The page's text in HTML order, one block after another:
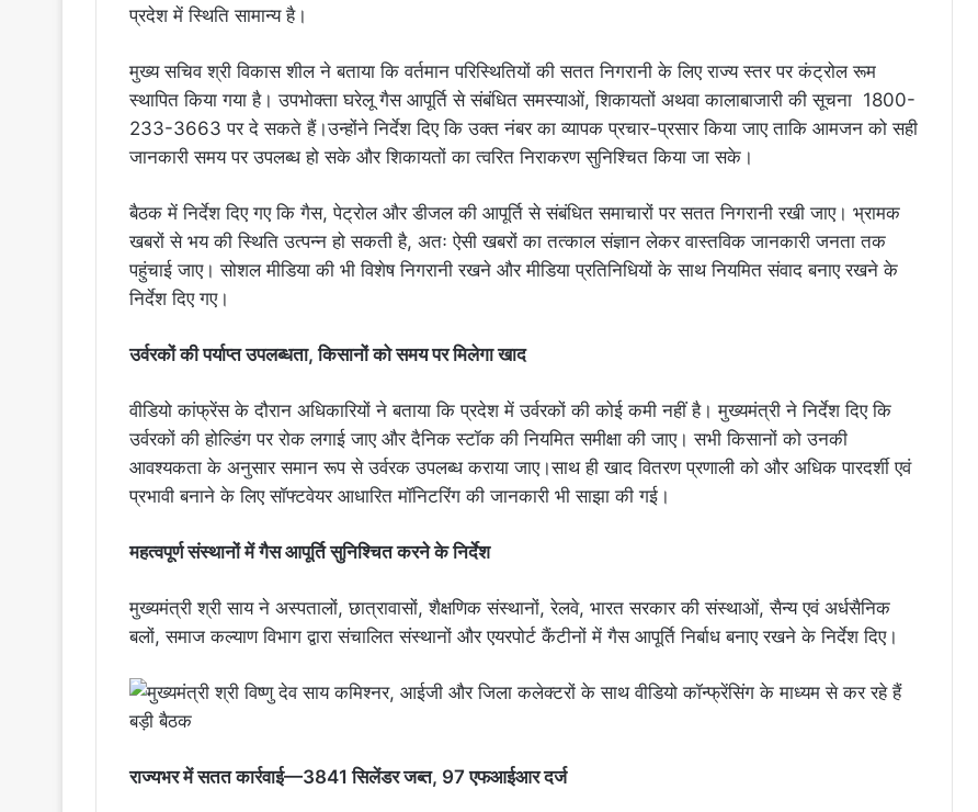
प्रदेश में स्थिति सामान्य है।
मुख्य सचिव श्री विकास शील ने बताया कि वर्तमान परिस्थितियों की सतत निगरानी के लिए राज्य स्तर पर कंट्रोल रूम
स्थापित किया गया है। उपभोक्ता घरेलू गैस आपूर्ति से संबंधित समस्याओं, शिकायतों अथवा कालाबाजारी की सूचना 1800-
233-3663 पर दे सकते हैं।उन्होंने निर्देश दिए कि उक्त नंबर का व्यापक प्रचार-प्रसार किया जाए ताकि आमजन को सही
जानकारी समय पर उपलब्ध हो सके और शिकायतों का त्वरित निराकरण सुनिश्चित किया जा सके।
बैठक में निर्देश दिए गए कि गैस, पेट्रोल और डीजल की आपूर्ति से संबंधित समाचारों पर सतत निगरानी रखी जाए। भ्रामक
खबरों से भय की स्थिति उत्पन्न हो सकती है, अतः ऐसी खबरों का तत्काल संज्ञान लेकर वास्तविक जानकारी जनता तक
पहुंचाई जाए। सोशल मीडिया की भी विशेष निगरानी रखने और मीडिया प्रतिनिधियों के साथ नियमित संवाद बनाए रखने के
निर्देश दिए गए।
उर्वरकों की पर्याप्त उपलब्धता, किसानों को समय पर मिलेगा खाद
वीडियो कांफ्रेंस के दौरान अधिकारियों ने बताया कि प्रदेश में उर्वरकों की कोई कमी नहीं है। मुख्यमंत्री ने निर्देश दिए कि
उर्वरकों की होल्डिंग पर रोक लगाई जाए और दैनिक स्टॉक की नियमित समीक्षा की जाए। सभी किसानों को उनकी
आवश्यकता के अनुसार समान रूप से उर्वरक उपलब्ध कराया जाए।साथ ही खाद वितरण प्रणाली को और अधिक पारदर्शी एवं
प्रभावी बनाने के लिए सॉफ्टवेयर आधारित मॉनिटरिंग की जानकारी भी साझा की गई।
महत्वपूर्ण संस्थानों में गैस आपूर्ति सुनिश्चित करने के निर्देश
मुख्यमंत्री श्री साय ने अस्पतालों, छात्रावासों, शैक्षणिक संस्थानों, रेलवे, भारत सरकार की संस्थाओं, सैन्य एवं अर्धसैनिक
बलों, समाज कल्याण विभाग द्वारा संचालित संस्थानों और एयरपोर्ट कैंटीनों में गैस आपूर्ति निर्बाध बनाए रखने के निर्देश दिए।
राज्यभर में सतत कार्रवाई—3841 सिलेंडर जब्त, 97 एफआईआर दर्ज